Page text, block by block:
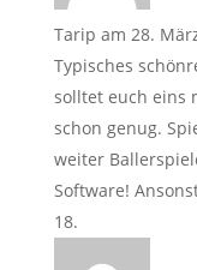
Tarip am 28.
Typisches
solltet euch eins
schon genug.
weiter
Software!